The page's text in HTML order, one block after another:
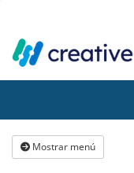
Mostrar menú